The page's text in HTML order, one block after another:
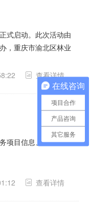
式启动。此次活动由
，重庆市渝北区林业
查看详情
项目信息、购买产品
查看详情
在线咨询
项目合作
产品咨询
其它服务